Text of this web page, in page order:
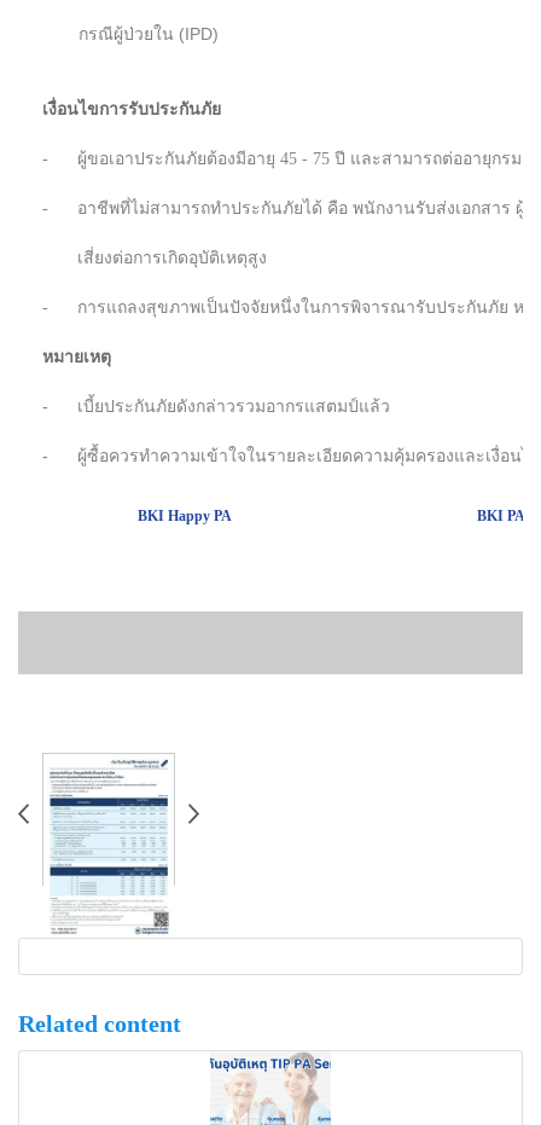
กรณีผู้ป่วยใน (IPD)
เงื่อนไขการรับประกันภัย
- ผู้ขอเอาประกันภัยต้องมีอายุ 45 - 75 ปี และสามารถต่ออายุกรมธ
- อาชีพที่ไม่สามารถทำประกันภัยได้ คือ พนักงานรับส่งเอกสาร
เสี่ยงต่อการเกิดอุบัติเหตุสูง
- การแถลงสุขภาพเป็นปัจจัยหนึ่งในการพิจารณารับประกันภัย ห
หมายเหตุ
- เบี้ยประกันภัยดังกล่าวรวมอากรแสตมป์แล้ว
- ผู้ซื้อควรทำความเข้าใจในรายละเอียดความคุ้มครองและเงื่อน
BKI Happy PA BKI PA
Related content